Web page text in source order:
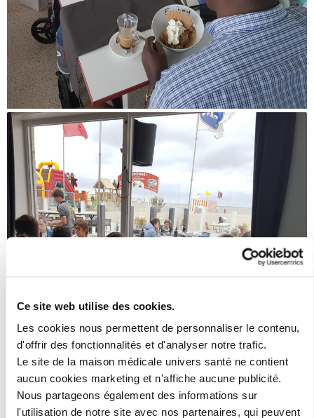
Ce site web utilise des cookies.
Les cookies nous permettent de personnaliser le contenu,
d'offrir des fonctionnalités et d'analyser notre trafic.
Le site de la maison médicale univers santé ne contient
aucun cookies marketing et n'affiche aucune publicité.
Nous partageons également des informations sur
l'utilisation de notre site avec nos partenaires, qui peuvent